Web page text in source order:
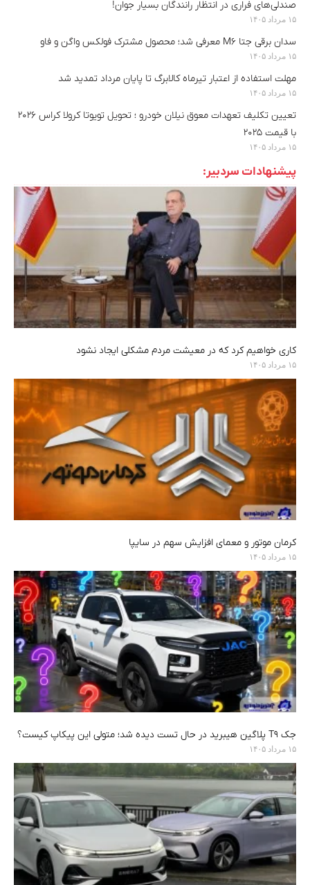
صندلی‌های فراری در انتظار رانندگان بسیار جوان!
۱۵ مرداد ۱۴۰۵
سدان برقی جتا M6 معرفی شد؛ محصول مشترک فولکس واگن و فاو
۱۵ مرداد ۱۴۰۵
مهلت استفاده از اعتبار تیرماه کالابرگ تا پایان مرداد تمدید شد
۱۵ مرداد ۱۴۰۵
تعیین تکلیف تعهدات معوق نیلان خودرو ؛ تحویل تویوتا کرولا کراس ۲۰۲۶
با قیمت ۲۰۲۵
۱۵ مرداد ۱۴۰۵
پیشنهادات سردبیر:
کاری خواهیم کرد که در معیشت مردم مشکلی ایجاد نشود
۱۵ مرداد ۱۴۰۵
کرمان موتور و معمای افزایش سهم در سایپا
۱۵ مرداد ۱۴۰۵
جک T9 پلاگین هیبرید در حال تست دیده شد؛ متولی این پیکاپ کیست؟
۱۵ مرداد ۱۴۰۵